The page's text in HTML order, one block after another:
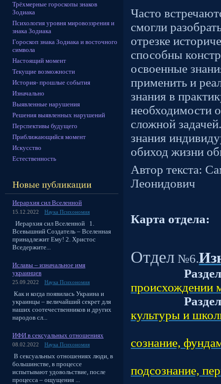
Трёхмерные гороскопы знаков
Зодиака
Психология уровня мировоззрения и
знака Зодиака
Гороскоп знака Зодиака и восточного
символа
Настоящий момент
Текущие возможности
История- прошлые события
Изначально
Выявленные нарушения
Решения выявленных нарушений
Перспективы будущего
Приближающийся момент
Искусство
Естественность
Иерархия сил Вселенной
15.12.2022 Наука Психономия
Иерархия сил Вселенной 1.
Всевышний Создатель – Вселенная
принадлежит Ему! 2. Христос
Вседержите...
Иславы – изначальное имя
украинцев
25.09.2022 Наука Психономия
Как и когда появилась Украина и
украинцы – величайший секрет для
наших соотечественников и других
народов сл...
ИФИ в сексуальных отношениях
08.02.2022 Наука Психономия
В сексуальных отношениях люди, в
большинстве, в процессе
испытывают удовольствие, после
процесса – ощущения ...
Часто
смогли
отрезке
способны
освоенные
применить и
знания в
необходимости
сложной
знания
обиход жизни
Автор текста:
Леонидович
Карта отдела:
Отдел №6.
Раздел
происхождении
Раздел
культуры и
сознание,
подсознание,